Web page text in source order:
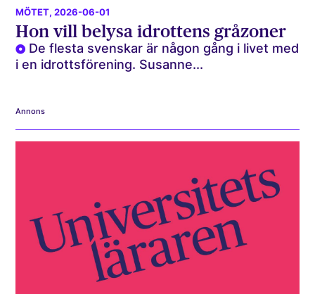
MÖTET, 2026-06-01
Hon vill belysa idrottens gråzoner
De flesta svenskar är någon gång i livet med
i en idrottsförening. Susanne...
Annons